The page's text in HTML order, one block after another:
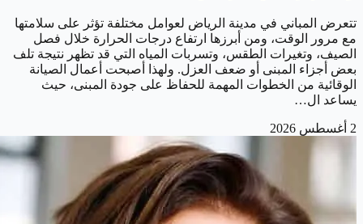
تتعرض المباني في مدينة الرياض لعوامل مختلفة تؤثر على سلامتها
مع مرور الوقت، ومن أبرزها ارتفاع درجات الحرارة خلال فصل
الصيف، وتغيرات الطقس، وتسربات المياه التي قد تظهر نتيجة تلف
بعض أجزاء المبنى أو ضعف العزل. ولهذا أصبحت أعمال الصيانة
الوقائية من الخطوات المهمة للحفاظ على جودة المبنى، حيث
يساعد ال…
2 أغسطس 2026